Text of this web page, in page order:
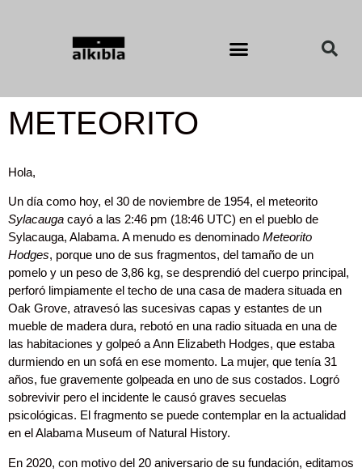
METEORITO
Hola,
Un día como hoy, el 30 de noviembre de 1954, el meteorito
Sylacauga cayó a las 2:46 pm (18:46 UTC) en el pueblo de
Sylacauga, Alabama. A menudo es denominado Meteorito
Hodges, porque uno de sus fragmentos, del tamaño de un
pomelo y un peso de 3,86 kg, se desprendió del cuerpo principal,
perforó limpiamente el techo de una casa de madera situada en
Oak Grove, atravesó las sucesivas capas y estantes de un
mueble de madera dura, rebotó en una radio situada en una de
las habitaciones y golpeó a Ann Elizabeth Hodges, que estaba
durmiendo en un sofá en ese momento. La mujer, que tenía 31
años, fue gravemente golpeada en uno de sus costados. Logró
sobrevivir pero el incidente le causó graves secuelas
psicológicas. El fragmento se puede contemplar en la actualidad
en el Alabama Museum of Natural History.
En 2020, con motivo del 20 aniversario de su fundación, editamos